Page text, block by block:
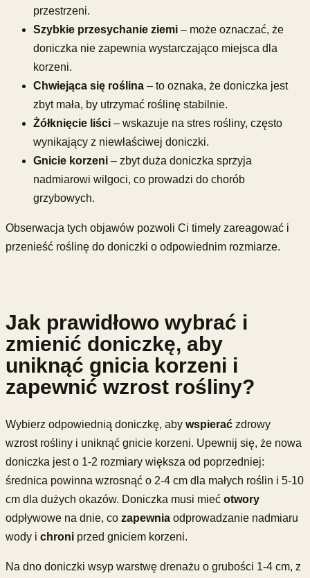
przestrzeni.
Szybkie przesychanie ziemi – może oznaczać, że
doniczka nie zapewnia wystarczająco miejsca dla
korzeni.
Chwiejąca się roślina – to oznaka, że doniczka jest
zbyt mała, by utrzymać roślinę stabilnie.
Żółknięcie liści – wskazuje na stres rośliny, często
wynikający z niewłaściwej doniczki.
Gnicie korzeni – zbyt duża doniczka sprzyja
nadmiarowi wilgoci, co prowadzi do chorób
grzybowych.
Obserwacja tych objawów pozwoli Ci timely zareagować i
przenieść roślinę do doniczki o odpowiednim rozmiarze.
Jak prawidłowo wybrać i
zmienić doniczkę, aby
uniknąć gnicia korzeni i
zapewnić wzrost rośliny?
Wybierz odpowiednią doniczkę, aby wspierać zdrowy
wzrost rośliny i uniknąć gnicie korzeni. Upewnij się, że nowa
doniczka jest o 1-2 rozmiary większa od poprzedniej:
średnica powinna wzrosnąć o 2-4 cm dla małych roślin i 5-10
cm dla dużych okazów. Doniczka musi mieć otwory
odpływowe na dnie, co zapewnia odprowadzanie nadmiaru
wody i chroni przed gniciem korzeni.
Na dno doniczki wsyp warstwę drenażu o grubości 1-4 cm, z